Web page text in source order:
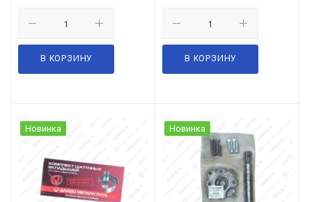
В КОРЗИНУ В КОРЗИНУ
Новинка Новинка